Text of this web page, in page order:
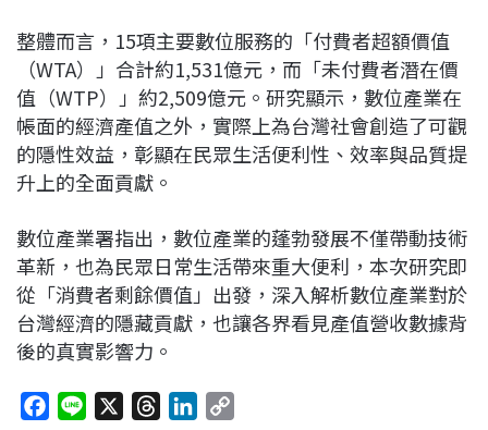
整體而言， 15項主要數位服務的「付費者超額價值
（WTA）」合計約1,531億元，而「未付費者潛在價
值（WTP）」約2,509億元。研究顯示，數位產業在
帳面的經濟產值之外，實際上為台灣社會創造了可觀
的隱性效益，彰顯在民眾生活便利性、效率與品質提
升上的全面貢獻。
數位產業署指出，數位產業的蓬勃發展不僅帶動技術
革新，也為民眾日常生活帶來重大便利，本次研究即
從「消費者剩餘價值」出發，深入解析數位產業對於
台灣經濟的隱藏貢獻，也讓各界看見產值營收數據背
後的真實影響力。